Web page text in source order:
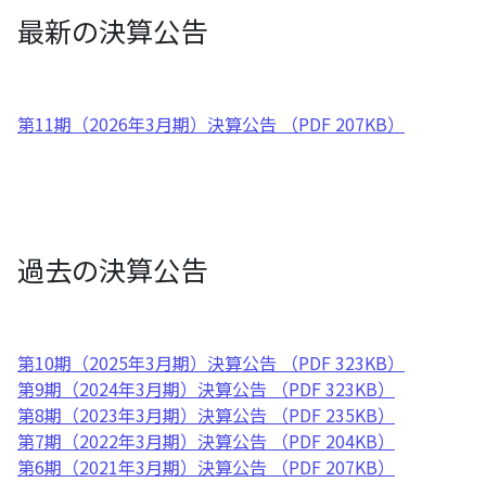
最新の決算公告
第11期（2026年3月期）決算公告 （PDF 207KB）
過去の決算公告
第10期（2025年3月期）決算公告 （PDF 323KB）
第9期（2024年3月期）決算公告 （PDF 323KB）
第8期（2023年3月期）決算公告 （PDF 235KB）
第7期（2022年3月期）決算公告 （PDF 204KB）
第6期（2021年3月期）決算公告 （PDF 207KB）